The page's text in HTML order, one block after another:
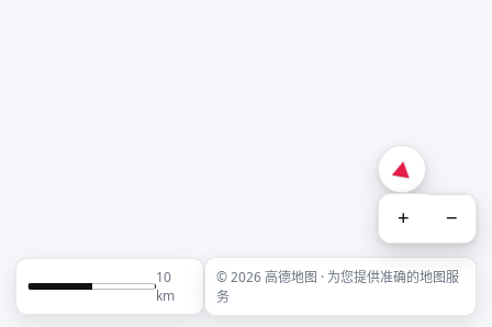
+ −
10
km
© 2026 高德地图 · 为您提供准确的地图服
务